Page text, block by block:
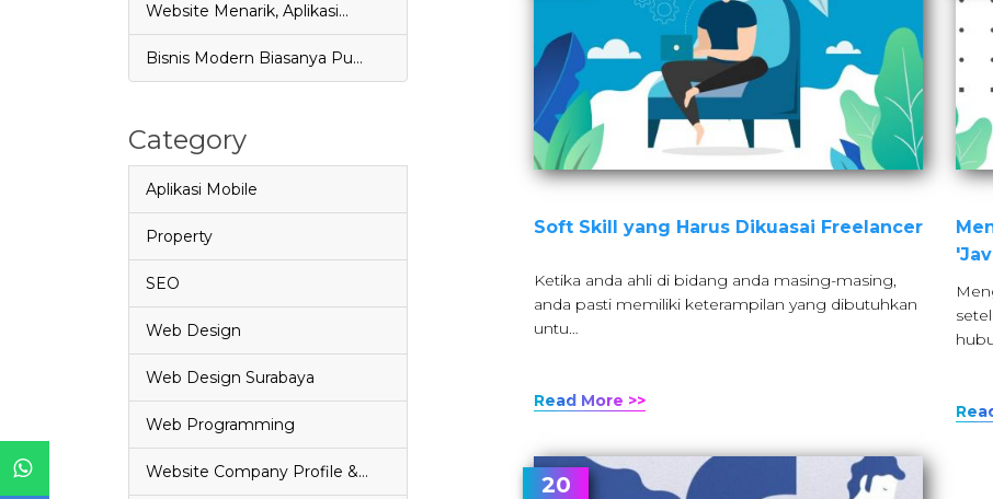
Website Menarik, Aplikasi…
Bisnis Modern Biasanya Pu…
Category
Aplikasi Mobile
Property
SEO
Web Design
Web Design Surabaya
Web Programming
Website Company Profile &…
Soft Skill yang Harus Dikuasai Freelancer
Ketika anda ahli di bidang anda masing-masing,
anda pasti memiliki keterampilan yang dibutuhkan
untu…
Read More >>
20